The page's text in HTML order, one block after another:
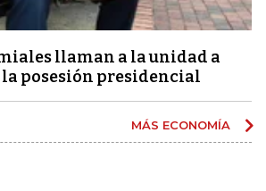
llaman a la unidad a
la posesión presidencial
MÁS ECONOMÍA